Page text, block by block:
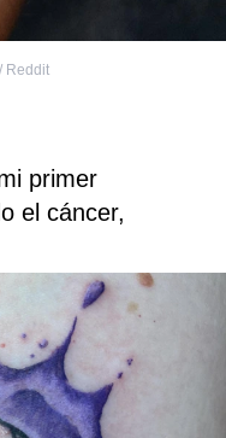
Reddit
primer
el cáncer,